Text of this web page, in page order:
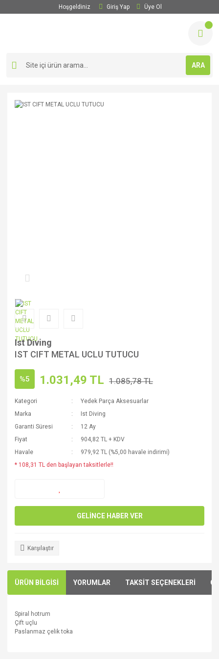
Hoşgeldiniz Giriş Yap Üye Ol
ARA
Ist Diving
IST CIFT METAL UCLU TUTUCU
%5 1.031,49 TL 1.085,78 TL
Kategori
Yedek Parça Aksesuarlar
Marka
Ist Diving
Garanti Süresi
12 Ay
Fiyat
904,82 TL + KDV
Havale
979,92 TL (%5,00 havale indirimi)
* 108,31 TL den başlayan taksitlerle!!
GELİNCE HABER VER
Karşılaştır
ÜRÜN BİLGİSİ YORUMLAR TAKSİT SEÇENEKLERİ
Spiral hotrum
Çift uçlu
Paslanmaz çelik toka